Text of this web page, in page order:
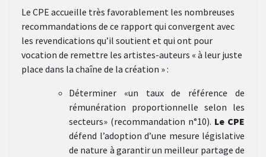
Le CPE accueille très favorablement les nombreuses
recommandations de ce rapport qui convergent avec
les revendications qu’il soutient et qui ont pour
vocation de remettre les artistes-auteurs « à leur juste
place dans la chaîne de la création » :
Déterminer «un taux de référence de
rémunération proportionnelle selon les
secteurs» (recommandation n°10). Le CPE
défend l’adoption d’une mesure législative
de nature à garantir un meilleur partage de